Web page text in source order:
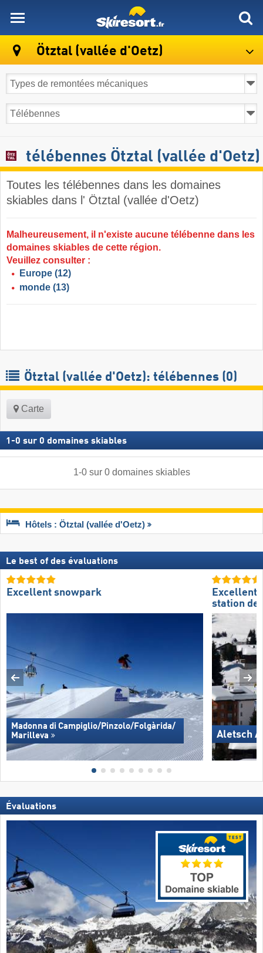
Ötztal (vallée d'Oetz)
télébennes Ötztal (vallée d'Oetz)
Toutes les télébennes dans les domaines
skiables dans l' Ötztal (vallée d'Oetz) ​
Malheureusement, il n'existe aucune télébenne dans les
domaines skiables de cette région.
Veuillez consulter :
Europe (12)
monde (13)
Ötztal (vallée d'Oetz): télébennes (0)
Carte
1 -0 sur 0 domaines skiables
1-0sur 0 domaines skiables
Hôtels : Ötztal (vallée d'Oetz)
Le best of des évaluations
Excellent snowpark
Madonna di Campiglio/​Pinzolo/​Folgàrida/​
Marilleva
Excellente
station
Aletsch
Évaluations